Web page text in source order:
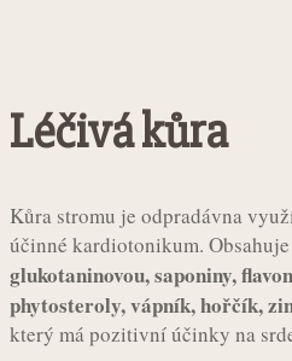
Léčivá kůra
Kůra stromu je odpradávna
účinné kardiotonikum. Obsahuje
glukotaninovou, saponiny,
phytosteroly, vápník, hořčík,
který má pozitivní účinky na